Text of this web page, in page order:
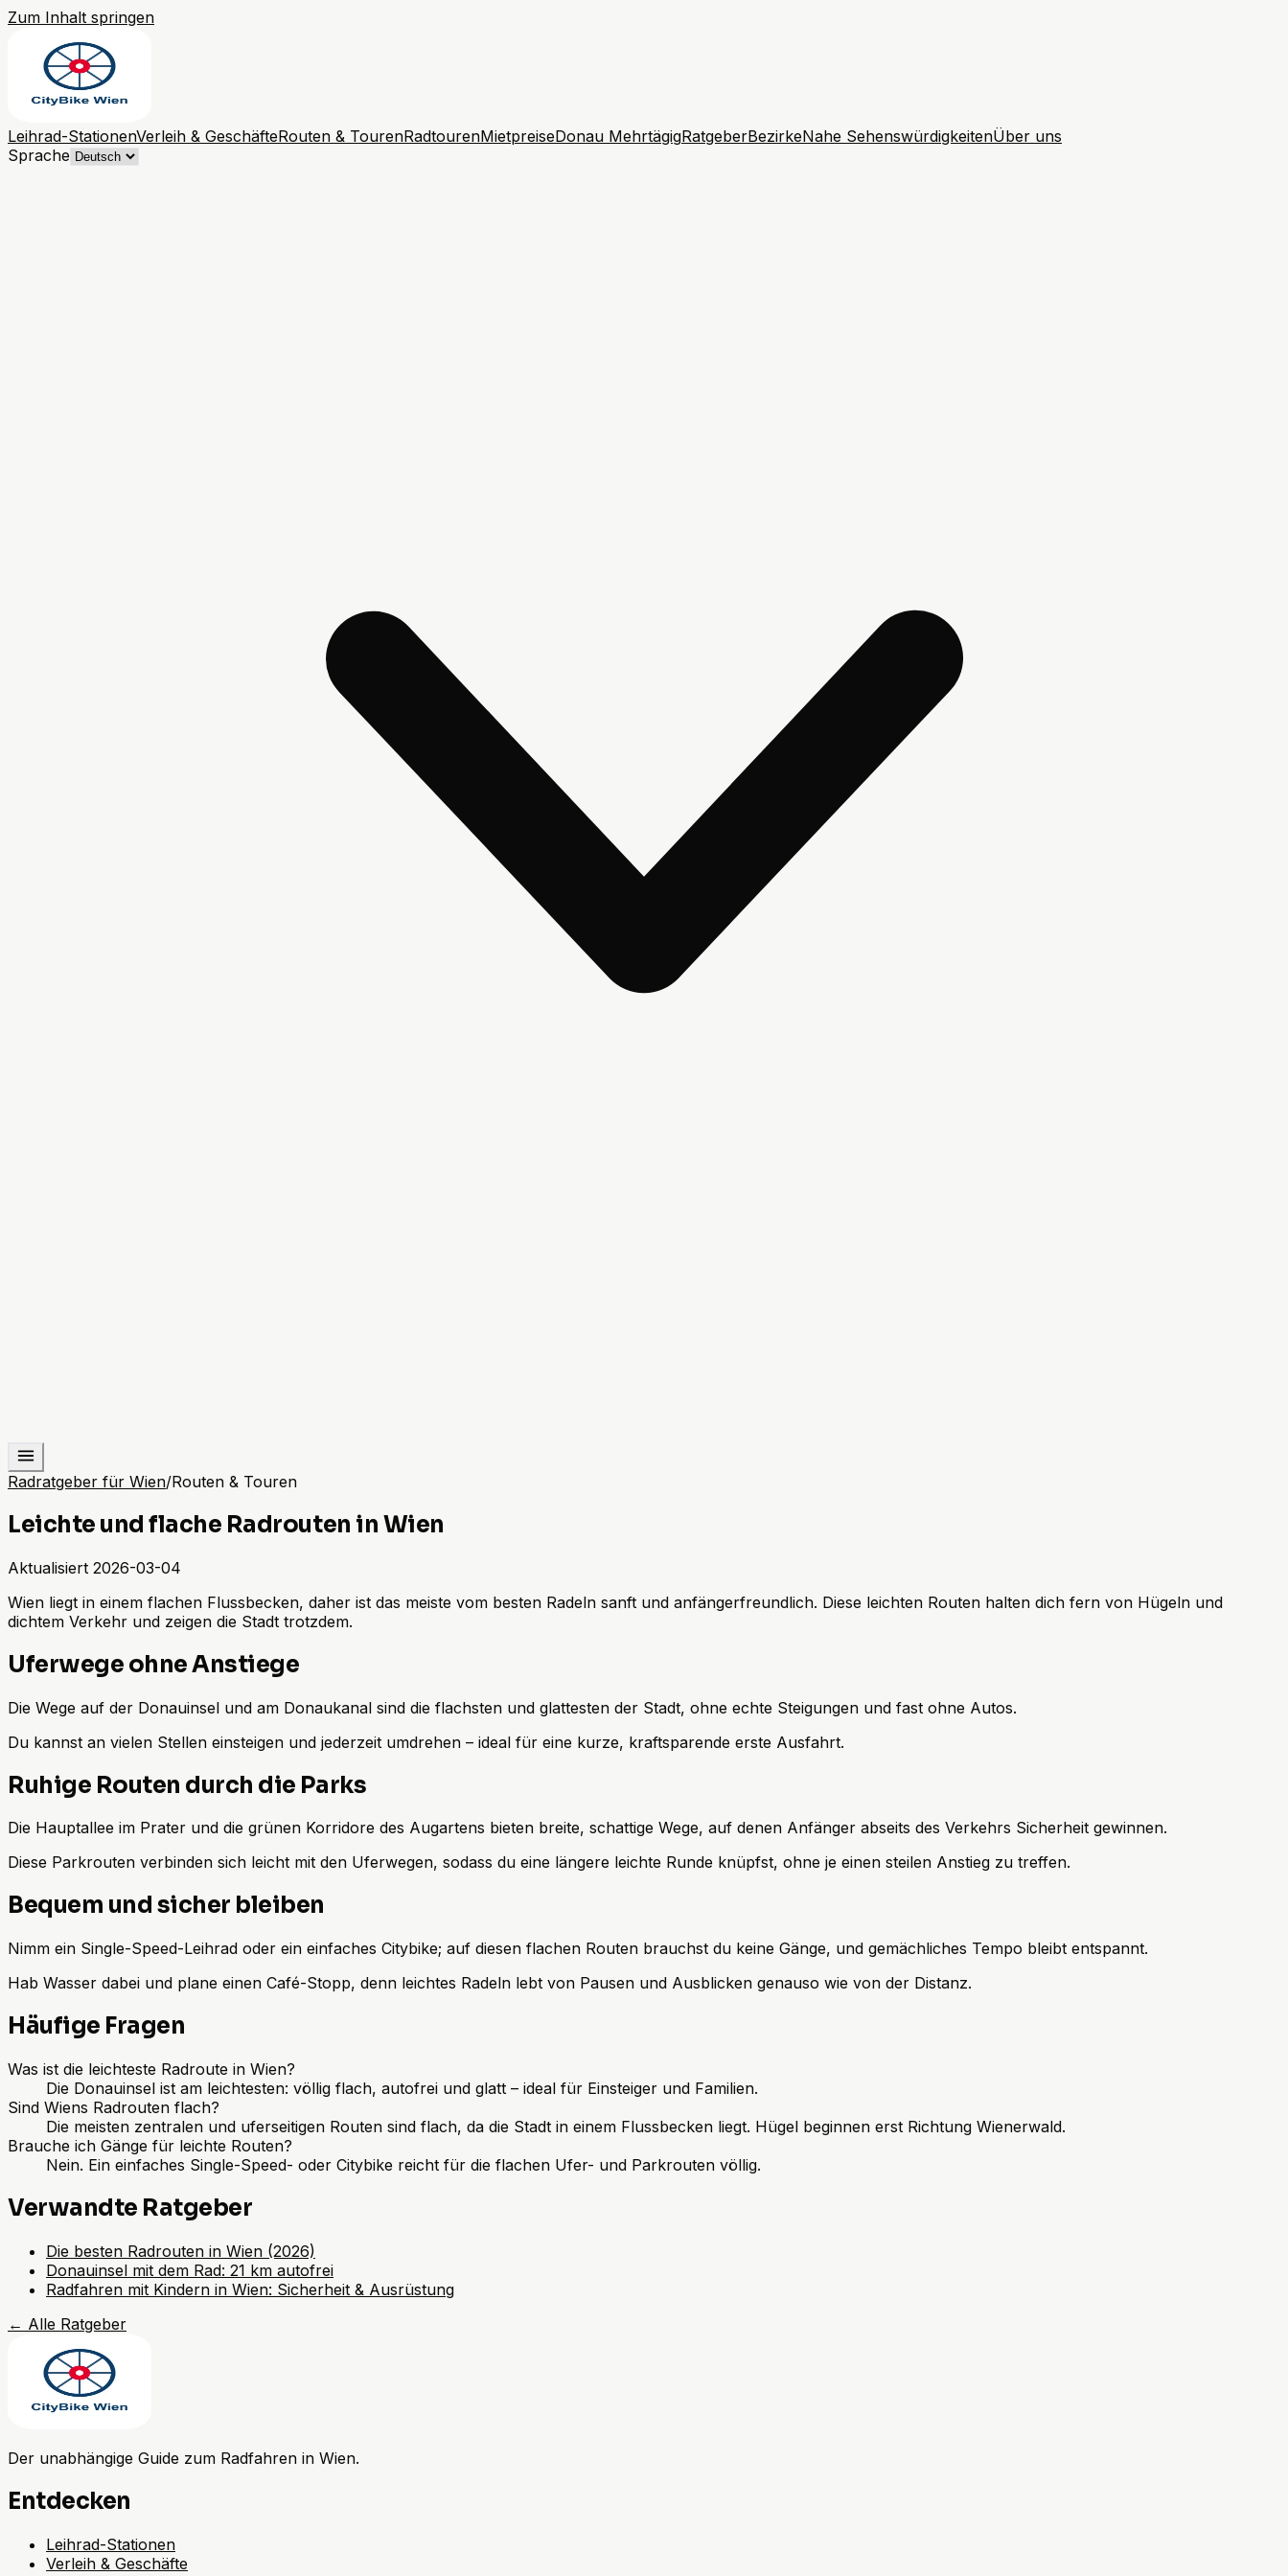
Zum Inhalt springen
Leihrad-StationenVerleih & GeschäfteRouten & TourenRadtourenMietpreiseDonau MehrtägigRatgeberBezirkeNahe SehenswürdigkeitenÜber uns
Sprache
Radratgeber für Wien/Routen & Touren
Leichte und flache Radrouten in Wien
Aktualisiert 2026-03-04
Wien liegt in einem flachen Flussbecken, daher ist das meiste vom besten Radeln sanft und anfängerfreundlich. Diese leichten Routen halten dich fern von Hügeln und
dichtem Verkehr und zeigen die Stadt trotzdem.
Uferwege ohne Anstiege
Die Wege auf der Donauinsel und am Donaukanal sind die flachsten und glattesten der Stadt, ohne echte Steigungen und fast ohne Autos.
Du kannst an vielen Stellen einsteigen und jederzeit umdrehen – ideal für eine kurze, kraftsparende erste Ausfahrt.
Ruhige Routen durch die Parks
Die Hauptallee im Prater und die grünen Korridore des Augartens bieten breite, schattige Wege, auf denen Anfänger abseits des Verkehrs Sicherheit gewinnen.
Diese Parkrouten verbinden sich leicht mit den Uferwegen, sodass du eine längere leichte Runde knüpfst, ohne je einen steilen Anstieg zu treffen.
Bequem und sicher bleiben
Nimm ein Single-Speed-Leihrad oder ein einfaches Citybike; auf diesen flachen Routen brauchst du keine Gänge, und gemächliches Tempo bleibt entspannt.
Hab Wasser dabei und plane einen Café-Stopp, denn leichtes Radeln lebt von Pausen und Ausblicken genauso wie von der Distanz.
Häufige Fragen
Was ist die leichteste Radroute in Wien?
Die Donauinsel ist am leichtesten: völlig flach, autofrei und glatt – ideal für Einsteiger und Familien.
Sind Wiens Radrouten flach?
Die meisten zentralen und uferseitigen Routen sind flach, da die Stadt in einem Flussbecken liegt. Hügel beginnen erst Richtung Wienerwald.
Brauche ich Gänge für leichte Routen?
Nein. Ein einfaches Single-Speed- oder Citybike reicht für die flachen Ufer- und Parkrouten völlig.
Verwandte Ratgeber
Die besten Radrouten in Wien (2026)
Donauinsel mit dem Rad: 21 km autofrei
Radfahren mit Kindern in Wien: Sicherheit & Ausrüstung
← Alle Ratgeber
Der unabhängige Guide zum Radfahren in Wien.
Entdecken
Leihrad-Stationen
Verleih & Geschäfte